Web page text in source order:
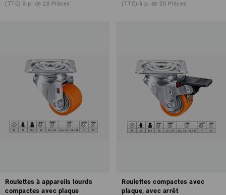
(TTC) à p. de 20 Pièces (TTC) à p. de 20 Pièces
Roulettes à appareils lourds
compactes avec plaque
Roulettes compactes avec
plaque, avec arrêt